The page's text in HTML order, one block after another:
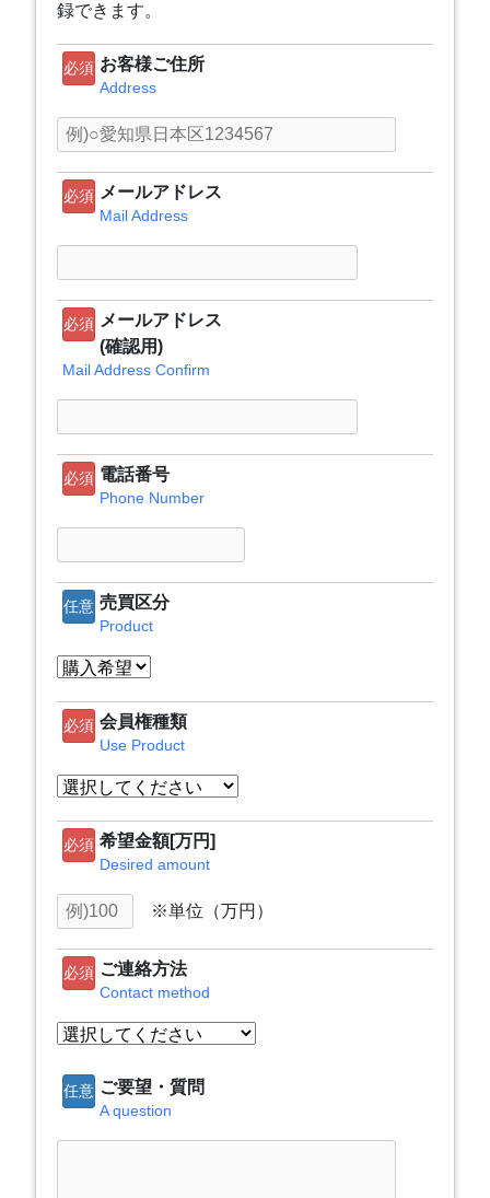
録できます。
必須 お客様ご住所
Address
必須 メールアドレス
Mail Address
必須 メールアドレス
(確認用)
Mail Address Confirm
必須 電話番号
Phone Number
任意 売買区分
Product
必須 会員権種類
Use Product
必須 希望金額[万円]
Desired amount
※単位（万円）
必須 ご連絡方法
Contact method
任意 ご要望・質問
A question